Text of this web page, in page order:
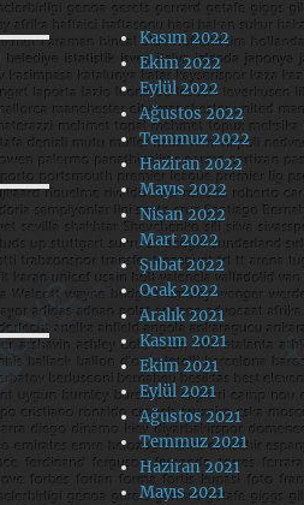
Kasım 2022
Ekim 2022
Eylül 2022
Ağustos 2022
Temmuz 2022
Haziran 2022
Mayıs 2022
Nisan 2022
Mart 2022
Şubat 2022
Ocak 2022
Aralık 2021
Kasım 2021
Ekim 2021
Eylül 2021
Ağustos 2021
Temmuz 2021
Haziran 2021
Mayıs 2021